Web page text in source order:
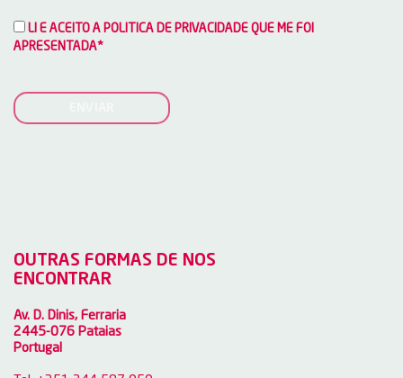
LI E ACEITO A POLITICA DE PRIVACIDADE QUE ME FOI
APRESENTADA*
OUTRAS FORMAS DE NOS
ENCONTRAR
Av. D. Dinis, Ferraria
2445-076 Pataias
Portugal